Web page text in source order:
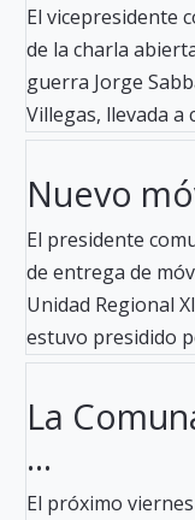
El vicepresidente
de la charla
guerra Jorge
Villegas, llevada a
Nuevo
El presidente
de entrega de
Unidad Regional
estuvo presidido
La
...
El próximo